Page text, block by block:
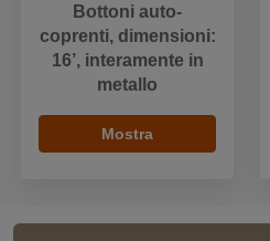
Bottoni auto-
coprenti, dimensioni:
16’, interamente in
metallo
Mostra